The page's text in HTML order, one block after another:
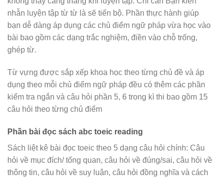
nhẫn luyện tập từ từ là sẽ tiến bộ. Phần thực hành giúp
bạn dễ dàng áp dụng các chủ điểm ngữ pháp vừa học vào
bài bao gồm các dạng trắc nghiệm, điền vào chỗ trống,
ghép từ.
Từ vựng được sắp xếp khoa học theo từng chủ đề và áp
dụng theo mỗi chủ điểm ngữ pháp đều có thêm các phần
kiểm tra ngắn và câu hỏi phần 5, 6 trong kì thi bao gồm 15
câu hỏi theo từng chủ điểm
Phần bài đọc sách abc toeic reading
Sách liệt kê bài đọc toeic theo 5 dạng câu hỏi chính: Câu
hỏi về mục đích/ tổng quan, câu hỏi về đúng/sai, câu hỏi về
thông tin, câu hỏi về suy luận, câu hỏi đồng nghĩa và cách